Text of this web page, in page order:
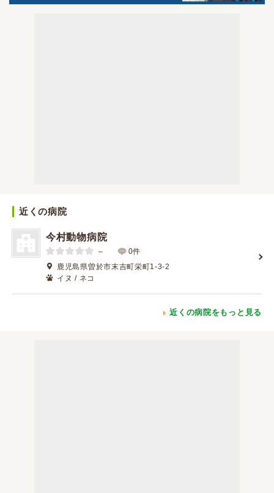
近くの病院
今村動物病院
－
0件
鹿児島県曽於市末吉町栄町1-3-2
イヌ / ネコ
近くの病院をもっと見る